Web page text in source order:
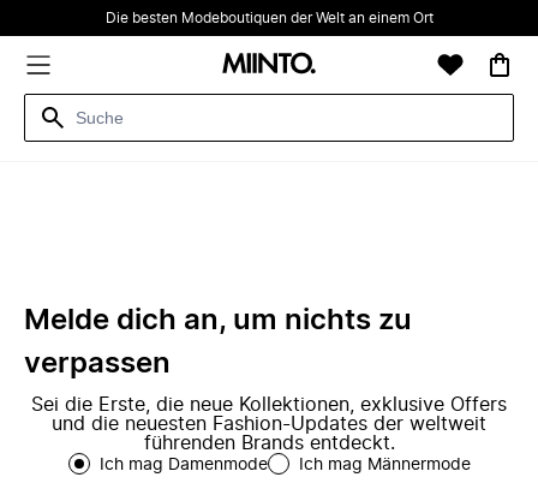
Die besten Modeboutiquen der Welt an einem Ort
Melde dich an, um nichts zu
verpassen
Sei die Erste, die neue Kollektionen, exklusive Offers
und die neuesten Fashion-Updates der weltweit
führenden Brands entdeckt.
Ich mag Damenmode Ich mag Männermode